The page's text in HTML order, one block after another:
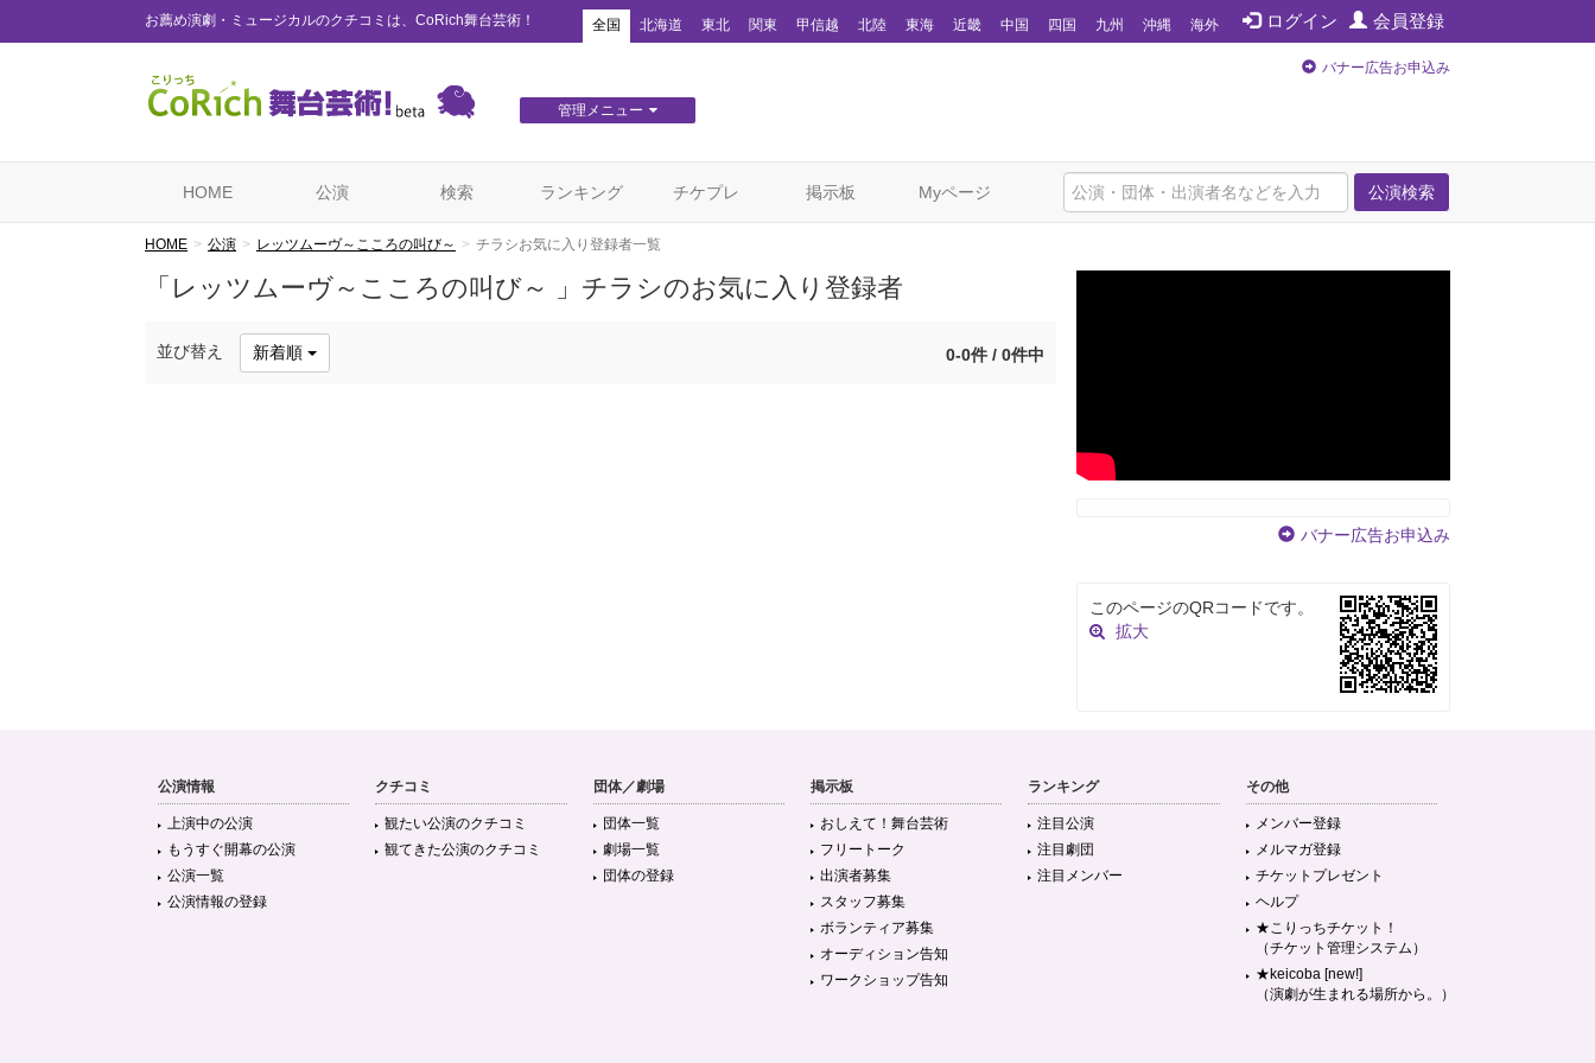
お薦め演劇・ミュージカルのクチコミは、CoRich舞台芸術！ ログイン 会員登録
全国 北海道 東北 関東 甲信越 北陸 東海 近畿 中国 四国 九州 沖縄 海外
管理メニュー
バナー広告お申込み
公演検索
HOME 公演 検索 ランキング チケプレ 掲示板 Myページ
HOME 公演 レッツムーヴ～こころの叫び～ チラシお気に入り登録者一覧
「レッツムーヴ～こころの叫び～ 」チラシのお気に入り登録者
並び替え 新着順 0-0件 / 0件中
バナー広告お申込み
このページのQRコードです。
拡大
公演情報
上演中の公演
もうすぐ開幕の公演
公演一覧
公演情報の登録
クチコミ
観たい公演のクチコミ
観てきた公演のクチコミ
団体／劇場
団体一覧
劇場一覧
団体の登録
掲示板
おしえて！舞台芸術
フリートーク
出演者募集
スタッフ募集
ボランティア募集
オーディション告知
ワークショップ告知
ランキング
注目公演
注目劇団
注目メンバー
その他
メンバー登録
メルマガ登録
チケットプレゼント
ヘルプ
★こりっちチケット！
（チケット管理システム）
★keicoba [new!]
（演劇が生まれる場所から。）